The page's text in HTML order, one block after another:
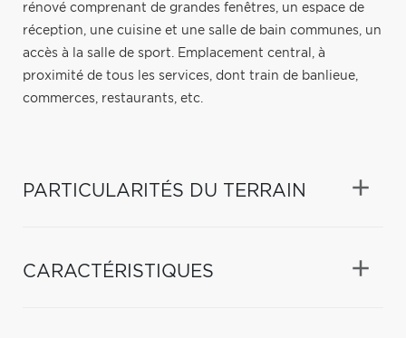
rénové comprenant de grandes fenêtres, un espace de
réception, une cuisine et une salle de bain communes, un
accès à la salle de sport. Emplacement central, à
proximité de tous les services, dont train de banlieue,
commerces, restaurants, etc.
PARTICULARITÉS DU TERRAIN
CARACTÉRISTIQUES